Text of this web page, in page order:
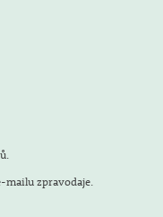
zpravodaje.